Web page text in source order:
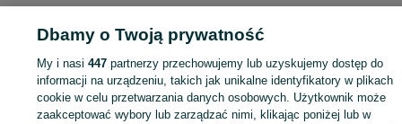
Zaloguj się lub załóż konto na OLX, aby skontaktować się z
sprzedającym
Dbamy o Twoją prywatność
My i nasi447 partnerzy przechowujemy lub uzyskujemy dostęp do
informacji na urządzeniu, takich jak unikalne identyfikatory w plikach
cookie w celu przetwarzania danych osobowych. Użytkownik może
zaakceptować wybory lub zarządzać nimi, klikając poniżej lub w